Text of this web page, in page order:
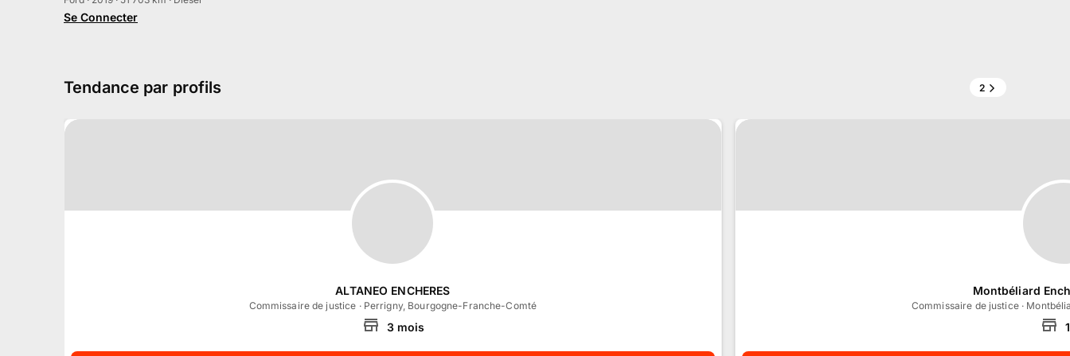
Se Connecter
Tendance par profils 2
ALTANEO ENCHERES
Commissaire de justice · Perrigny, Bourgogne-Franche-Comté
3 mois
Montbéliard
Commissaire de justice·
1